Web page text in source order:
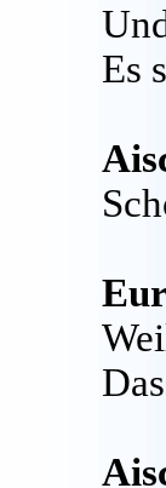
Es